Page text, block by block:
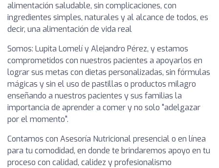
alimentación saludable, sin complicaciones, con
ingredientes simples, naturales y al alcance de todos, es
decir, una alimentación de vida real
Somos: Lupita Lomelí y Alejandro Pérez, y estamos
comprometidos con nuestros pacientes a apoyarlos en
lograr sus metas con dietas personalizadas, sin fórmulas
mágicas y sin el uso de pastillas o productos milagro
enseñando a nuestros pacientes y sus familias la
importancia de aprender a comer y no solo "adelgazar
por el momento".
Contamos con Asesoría Nutricional presencial o en línea
para tu comodidad, en donde te brindaremos apoyo en tu
proceso con calidad, calidez y profesionalismo